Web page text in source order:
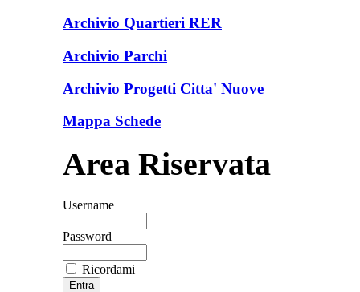
Archivio Quartieri RER
Archivio Parchi
Archivio Progetti Citta' Nuove
Mappa Schede
Area Riservata
Username
Password
Ricordami